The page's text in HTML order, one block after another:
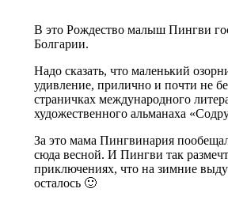
В это Рождество малыш Пингви
Болгарии.
Надо сказать, что маленький
удивление, прилично и почти не
страничках международного
художественного альманаха
За это мама Пингвинария
сюда весной. И Пингви так
приключениях, что на зимние
осталось 🙂